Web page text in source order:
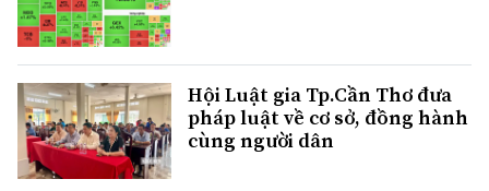
Hội Luật gia Tp.Cần Thơ đưa
pháp luật về cơ sở, đồng hành
cùng người dân